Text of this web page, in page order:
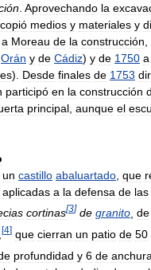
Aprovechando la
medios y materiales y
a Moreau de la construcción
Orán y de Cádiz) y de 1750 a
). Desde finales de 1753
participó en la construcción
principal aunque el
un castillo abaluartado que
aplicadas a la defensa de las
cortinas[3] de granito de
[4] que cierran un patio de 50
profundidad y 6 de anchura